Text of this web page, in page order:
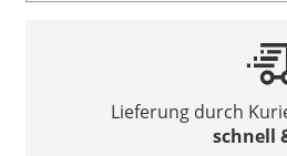
Lieferung durch
schnell